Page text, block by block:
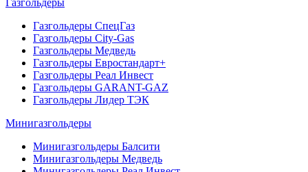
Газгольдеры
Газгольдеры СпецГаз
Газгольдеры City-Gas
Газгольдеры Медведь
Газгольдеры Евростандарт+
Газгольдеры Реал Инвест
Газгольдеры GARANT-GAZ
Газгольдеры Лидер ТЭК
Минигазгольдеры
Минигазгольдеры Балсити
Минигазгольдеры Медведь